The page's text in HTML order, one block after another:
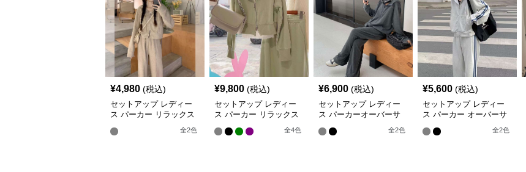
¥4,980 (税込)
セットアップ レディー
ス パーカー リラックス
ジップアップパーカー&
パンツ
全2色
¥9,800 (税込)
セットアップ レディー
ス パーカー リラックス
フィット パステルグリ
ーン フーディーセット
全4色
¥6,900 (税込)
セットアップ レディー
ス パーカーオーバーサ
イズ シンプルスウェッ
トパーカー上下
全2色
¥5,600 (税込)
セットアップ レディー
ス パーカー オーバーサ
イズジップパーカー&リ
ラックストラックパンツ
全2色